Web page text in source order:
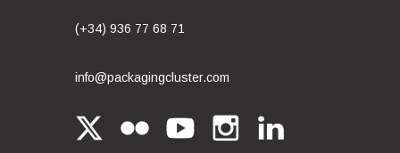
(+34) 936 77 68 71
info@packagingcluster.com